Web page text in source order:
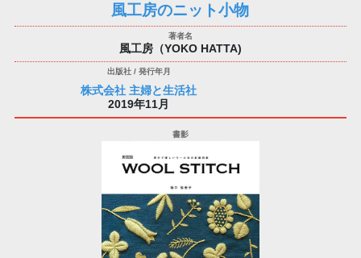
風工房のニット小物
風工房（YOKO HATTA)
株式会社 主婦と生活社
2019年11月